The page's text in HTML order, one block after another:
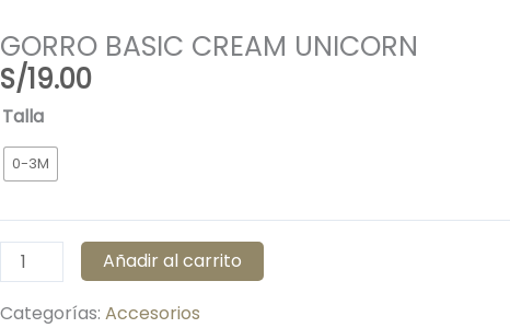
GORRO BASIC CREAM UNICORN
S/19.00
Talla
0-3M
GORRO
CREAM
cantidad
Añadir al carrito
Categorías: Accesorios